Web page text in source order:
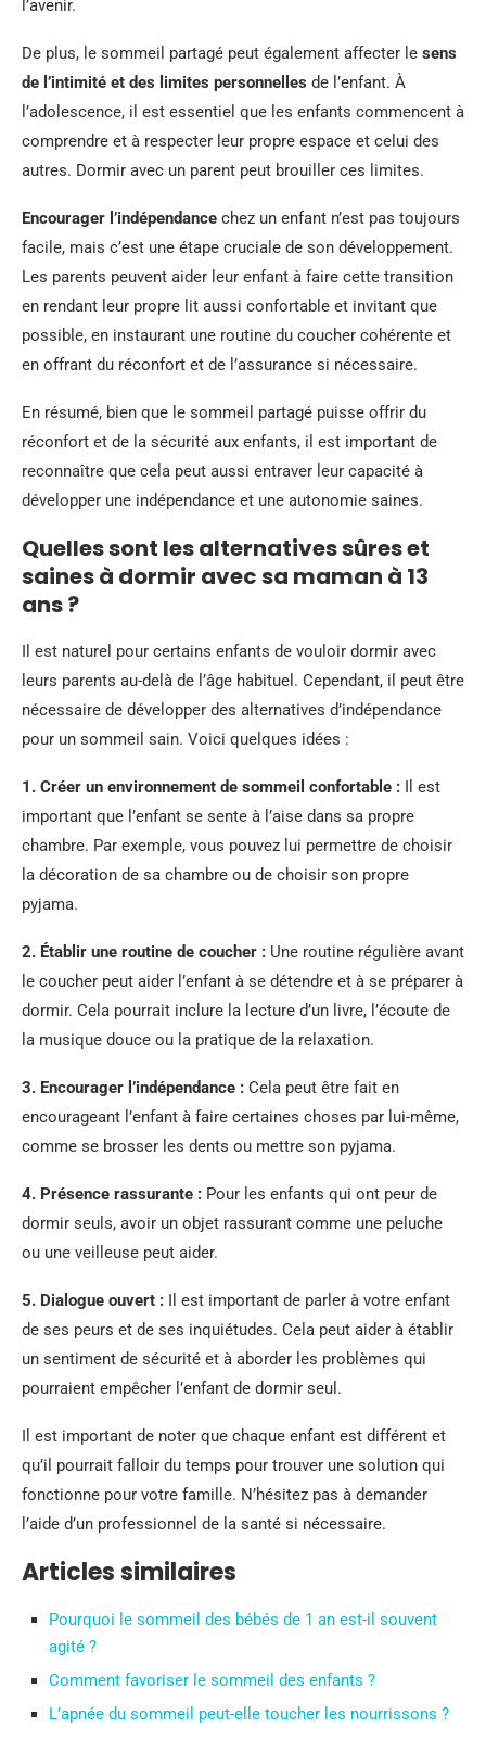
l’avenir.
De plus, le sommeil partagé peut également affecter le sens
de l’intimité et des limites personnelles de l’enfant. À
l’adolescence, il est essentiel que les enfants commencent à
comprendre et à respecter leur propre espace et celui des
autres. Dormir avec un parent peut brouiller ces limites.
Encourager l’indépendance chez un enfant n’est pas toujours
facile, mais c’est une étape cruciale de son développement.
Les parents peuvent aider leur enfant à faire cette transition
en rendant leur propre lit aussi confortable et invitant que
possible, en instaurant une routine du coucher cohérente et
en offrant du réconfort et de l’assurance si nécessaire.
En résumé, bien que le sommeil partagé puisse offrir du
réconfort et de la sécurité aux enfants, il est important de
reconnaître que cela peut aussi entraver leur capacité à
développer une indépendance et une autonomie saines.
Quelles sont les alternatives sûres et
saines à dormir avec sa maman à 13
ans ?
Il est naturel pour certains enfants de vouloir dormir avec
leurs parents au-delà de l’âge habituel. Cependant, il peut être
nécessaire de développer des alternatives d’indépendance
pour un sommeil sain. Voici quelques idées :
1. Créer un environnement de sommeil confortable : Il est
important que l’enfant se sente à l’aise dans sa propre
chambre. Par exemple, vous pouvez lui permettre de choisir
la décoration de sa chambre ou de choisir son propre
pyjama.
2. Établir une routine de coucher : Une routine régulière avant
le coucher peut aider l’enfant à se détendre et à se préparer à
dormir. Cela pourrait inclure la lecture d’un livre, l’écoute de
la musique douce ou la pratique de la relaxation.
3. Encourager l’indépendance : Cela peut être fait en
encourageant l’enfant à faire certaines choses par lui-même,
comme se brosser les dents ou mettre son pyjama.
4. Présence rassurante : Pour les enfants qui ont peur de
dormir seuls, avoir un objet rassurant comme une peluche
ou une veilleuse peut aider.
5. Dialogue ouvert : Il est important de parler à votre enfant
de ses peurs et de ses inquiétudes. Cela peut aider à établir
un sentiment de sécurité et à aborder les problèmes qui
pourraient empêcher l’enfant de dormir seul.
Il est important de noter que chaque enfant est différent et
qu’il pourrait falloir du temps pour trouver une solution qui
fonctionne pour votre famille. N’hésitez pas à demander
l’aide d’un professionnel de la santé si nécessaire.
Articles similaires
Pourquoi le sommeil des bébés de 1 an est-il souvent
agité ?
Comment favoriser le sommeil des enfants ?
L’apnée du sommeil peut-elle toucher les nourrissons ?